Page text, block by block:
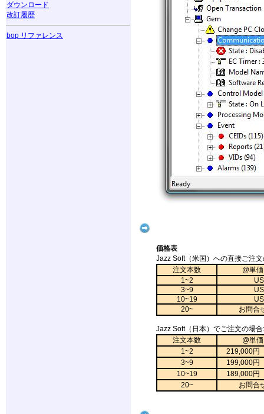
ダウンロード
改訂履歴
bop リファレンス
価格表
Jazz Soft（米国）への直接ご注
注文本数
@単価
1~2
3~9
10~19
20~
お問合
Jazz Soft（日本）でご注文の場合:
注文本数
@単価
1~2
219,000円
3~9
199,000円
10~19
189,000円
20~
お問合